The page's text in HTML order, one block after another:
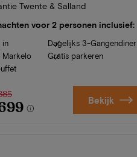
Twente & Salland
voor 2 personen inclusief:
in
Markelo
Dagelijks 3-Gangendiner
Gratis parkeren
Bekijk